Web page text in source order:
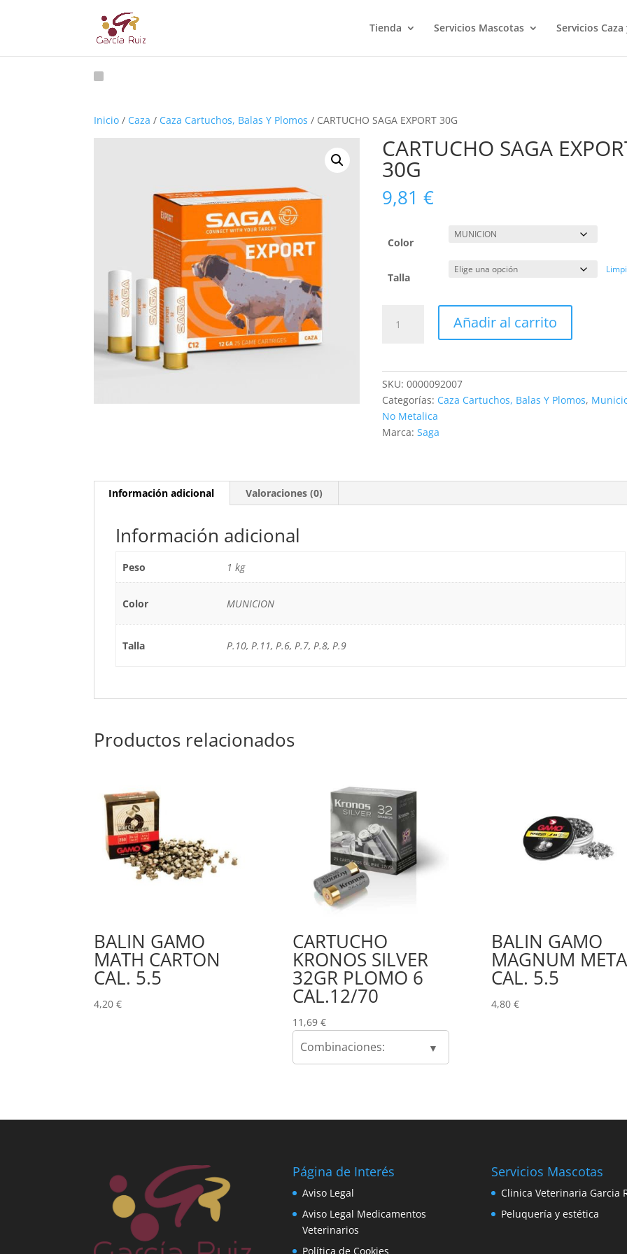
Tienda Servicios Mascotas Servicios Caza
Inicio / Caza / Caza Cartuchos, Balas Y Plomos / CARTUCHO SAGA EXPORT 30G
CARTUCHO SAGA
30G
9,81€
Color
Talla
SAGA
Añadir al carrito
SKU:0000092007
Categorías: Caza Cartuchos, Balas Y Plomos,
No Metalica
Marca:Saga
Información adicional Valoraciones (0)
Información adicional
Peso 1 kg
Color MUNICION
Talla P.10, P.11, P.6, P.7, P.8, P.9
Productos relacionados
BALIN GAMO
MATH CARTON
CAL. 5.5
4,20€
CARTUCHO
KRONOS SILVER
32GR PLOMO 6
CAL.12/70
11,69 €
Combinaciones:
BALIN GAMO
MAGNUM
CAL. 5.5
4,80 €
Página de Interés
Aviso Legal
Aviso Legal Medicamentos
Veterinarios
Política de Cookies
Servicios Mascotas
Clinica Veterinaria Garcia
Peluquería y estética